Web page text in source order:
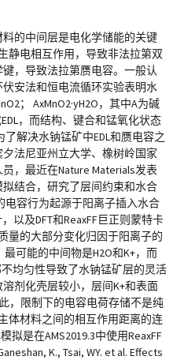
的中间层是电化学储能的关键
静电相互作用，导致非法拉第双
，导致法拉第赝电容。一般认
安法和恒电流循环实验表明水
； AxMnO2·yH2O，其中A为碱
，而结构、键合和锰氧化状态
解决水钠锰矿中EDL和赝电容之
法尼亚州立大学、橡树岭国家
，最近在Nature Materials发表
结合，研究了层间约束和水合
容行为起源于阳离子插入水合
以及DFT和ReaxFF巨正则蒙特卡
量的大部分变化归因于阳离子的
最可能的中间物是H2O和K+，而
均匀性导致了水钠锰矿层的灵活
剂化壳层较小，层间K+和表面
，限制下的电容电荷存储不是纯
体材料之间的相互作用距离的连
拟是在AMS2019.3中使用ReaxFF
K., Tsai, WY. et al. Effects